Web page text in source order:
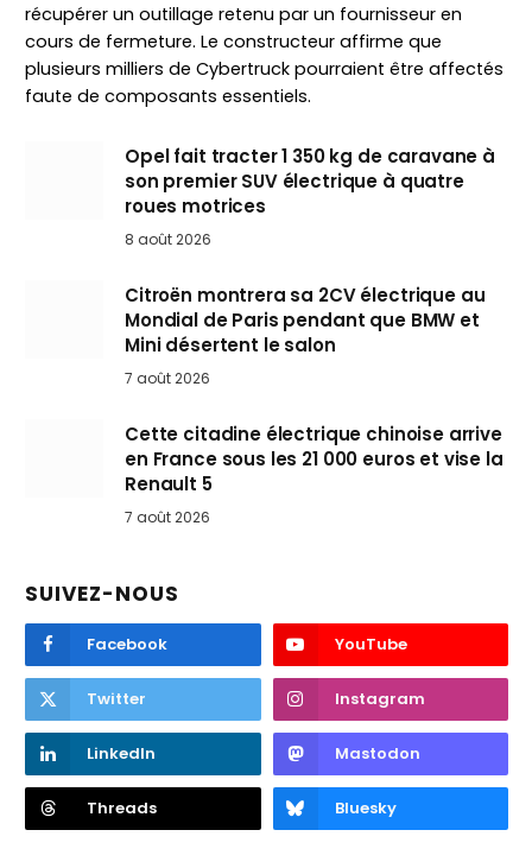
récupérer un outillage retenu par un fournisseur en
cours de fermeture. Le constructeur affirme que
plusieurs milliers de Cybertruck pourraient être affectés
faute de composants essentiels.
Opel fait tracter 1 350 kg de caravane à
son premier SUV électrique à quatre
roues motrices
8 août 2026
Citroën montrera sa 2CV électrique au
Mondial de Paris pendant que BMW et
Mini désertent le salon
7 août 2026
Cette citadine électrique chinoise arrive
en France sous les 21 000 euros et vise la
Renault 5
7 août 2026
SUIVEZ-NOUS
Facebook YouTube
Twitter Instagram
LinkedIn Mastodon
Threads Bluesky